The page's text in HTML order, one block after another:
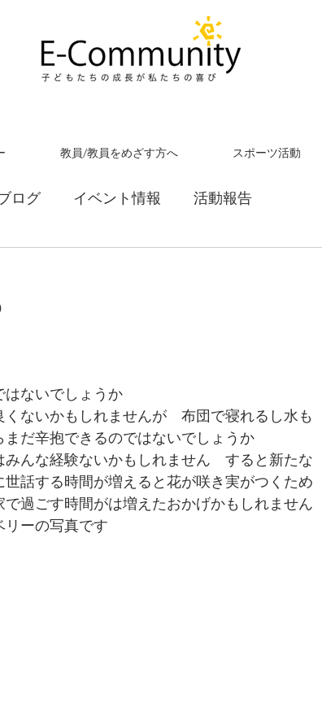
教員/教員をめざす方へ スポーツ活動
ログ イベント情報 活動報告
はないでしょうか
ないかもしれませんが　布団で寝れるし水も
だ辛抱できるのではないでしょうか
んな経験ないかもしれません　すると新たな
話する時間が増えると花が咲き実がつくため
過ごす時間がは増えたおかげかもしれません
リーの写真です